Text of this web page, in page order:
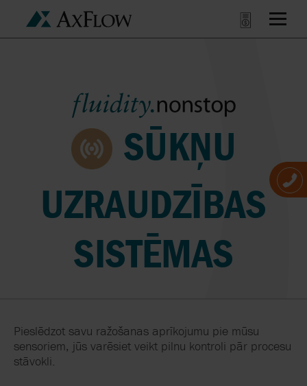
SŪKŅU
UZRAUDZĪBAS
SISTĒMAS
Pieslēdzot savu ražošanas aprīkojumu pie mūsu
sensoriem, jūs varēsiet veikt pilnu kontroli pār procesu
stāvokli.